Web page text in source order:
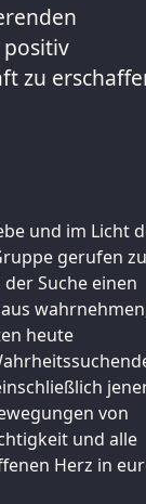
positiv
zu
und im Licht
gerufen zu
Suche einen
heute
von
und alle
Herz in